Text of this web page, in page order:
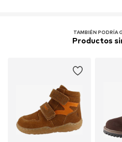
TAMBIÉN PODRÍA
Productos